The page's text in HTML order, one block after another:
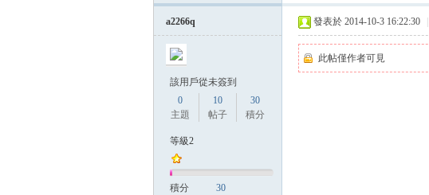
a2266q
該用戶從未簽到
0
主題
10
帖子
30
積分
等級2
積分 30
發表於 2014-10-3 16:22:30
此帖僅作者可見